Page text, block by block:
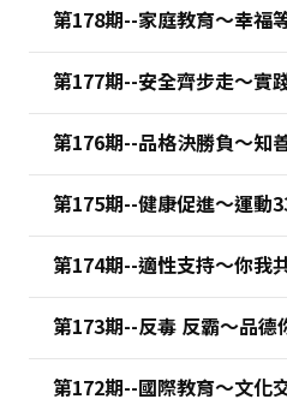
第178期--家庭教育～幸福
第177期--安全齊步走～實
第176期--品格決勝負～知
第175期--健康促進～運動
第174期--適性支持～你我
第173期--反毒 反霸～品德
第172期--國際教育～文化